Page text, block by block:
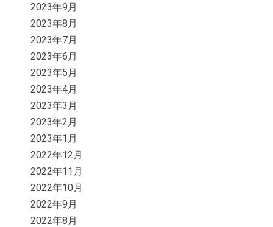
2023年9月
2023年8月
2023年7月
2023年6月
2023年5月
2023年4月
2023年3月
2023年2月
2023年1月
2022年12月
2022年11月
2022年10月
2022年9月
2022年8月